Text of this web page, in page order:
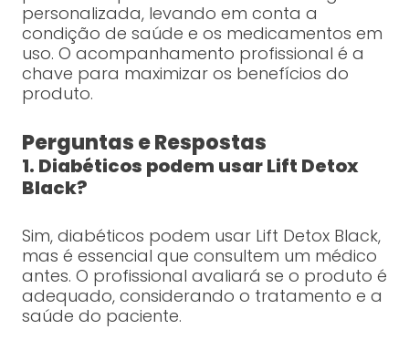
personalizada, levando em conta a
condição de saúde e os medicamentos em
uso. O acompanhamento profissional é a
chave para maximizar os benefícios do
produto.
Perguntas e Respostas
1. Diabéticos podem usar Lift Detox
Black?
Sim, diabéticos podem usar Lift Detox Black,
mas é essencial que consultem um médico
antes. O profissional avaliará se o produto é
adequado, considerando o tratamento e a
saúde do paciente.